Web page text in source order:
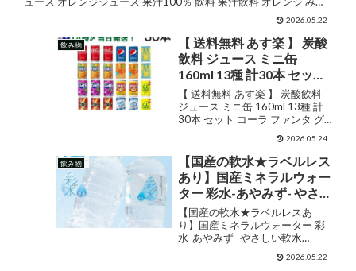
ュース オレンジジュース
果汁100％ 飲料 果汁飲料
オレンジ みかん ドリンク
常温 ご当地 お土産 人気 お
すすめ 愛媛県 松山市 POM
えひめ飲料
2026.05.22
飲み物
【 送料無料 あす楽 】 炭酸
飲料 ジュース ミニ缶
160ml 13種 計30本 セット
コーラ ファンタ グレープ
オレンジ リアルゴールド
ジンジャーエール ペプシ
なっちゃん デカビタC 三ツ
矢 Qoo カルピス ウォータ
ー ソーダ オランジーナ CC
レモン
【 送料無料 あす楽 】 炭酸飲料
ジュース ミニ缶 160ml 13種 計
30本 セット コーラ ファンタ グ
レープ オレンジ リアルゴールド
ジンジャーエール ペプシ なっち
ゃん デカビタC 三ツ矢 Qoo カル
ピス ウォーター ソーダ...
2026.05.24
飲み物
【国産の軟水★ラベルレス
あり】国産ミネラルウォー
ター 彩水-あやみず- やさし
い軟水 500ml×24本 送料無
料 ライフドリンクカンパ
ニー LIFEDRINK 水 ラベル
レス 天然水 飲料水 軟水 備
【国産の軟水★ラベルレスあ
り】国産ミネラルウォーター 彩
水-あやみず- やさしい軟水
500ml×24本 送料無料 ライフド
リンクカンパニー LIFEDRINK 水
2026.05.22